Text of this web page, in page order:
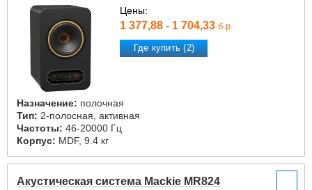
Цены:
1 377,88 - 1 704,33 б.р.
Где купить (2)
Назначение: полочная
Тип: 2-полосная, активная
Частоты: 46-20000 Гц
Корпус: MDF, 9.4 кг
Акустическая система Mackie MR824